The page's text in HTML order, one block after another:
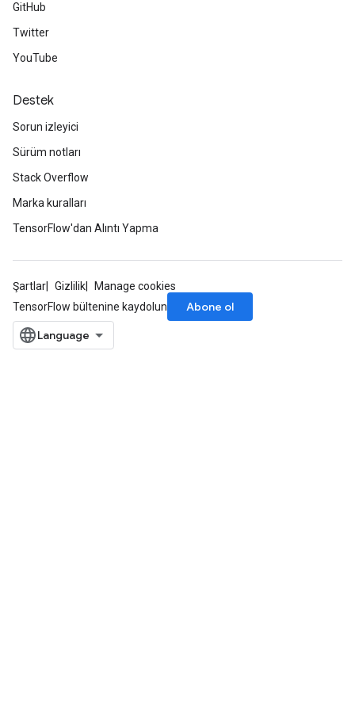
GitHub
Twitter
YouTube
Destek
Sorun izleyici
Sürüm notları
Stack Overflow
Marka kuralları
TensorFlow'dan Alıntı Yapma
Şartlar Gizlilik
Manage cookies
TensorFlow bültenine kaydolun
Abone ol